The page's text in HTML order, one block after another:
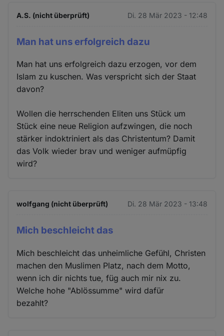
A.S. (nicht überprüft) Di. 28 Mär 2023 - 12:48
Man hat uns erfolgreich dazu
Man hat uns erfolgreich dazu erzogen, vor dem
Islam zu kuschen. Was verspricht sich der Staat
davon?
Wollen die herrschenden Eliten uns Stück um
Stück eine neue Religion aufzwingen, die noch
stärker indoktriniert als das Christentum? Damit
das Volk wieder brav und weniger aufmüpfig
wird?
wolfgang (nicht überprüft) Di. 28 Mär 2023 - 13:48
Mich beschleicht das
Mich beschleicht das unheimliche Gefühl, Christen
machen den Muslimen Platz, nach dem Motto,
wenn ich dir nichts tue, füg auch mir nix zu.
Welche hohe "Ablössumme" wird dafür
bezahlt?